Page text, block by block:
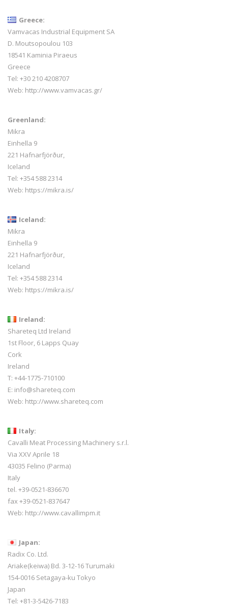
Greece:
Vamvacas Industrial Equipment SA
D. Moutsopoulou 103
18541 Kaminia Piraeus
Greece
Tel: +30 210 4208707
Web: http://www.vamvacas.gr/
Greenland:
Mikra
Einhella 9
221 Hafnarfjörður,
Iceland
Tel: +354 588 2314
Web: https://mikra.is/
Iceland:
Mikra
Einhella 9
221 Hafnarfjörður,
Iceland
Tel: +354 588 2314
Web: https://mikra.is/
Ireland:
Shareteq Ltd Ireland
1st Floor, 6 Lapps Quay
Cork
Ireland
T: +44-1775-710100
E: info@shareteq.com
Web: http://www.shareteq.com
Italy:
Cavalli Meat Processing Machinery s.r.l.
Via XXV Aprile 18
43035 Felino (Parma)
Italy
tel. +39-0521-836670
fax +39-0521-837647
Web: http://www.cavallimpm.it
Japan:
Radix Co. Ltd.
Ariake(keiwa) Bd. 3-12-16 Turumaki
154-0016 Setagaya-ku Tokyo
Japan
Tel: +81-3-5426-7183